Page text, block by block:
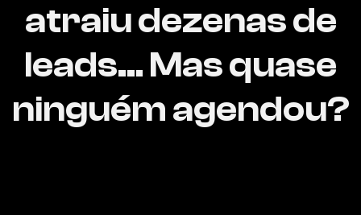
atraiu dezenas de
leads… Mas quase
ninguém agendou?